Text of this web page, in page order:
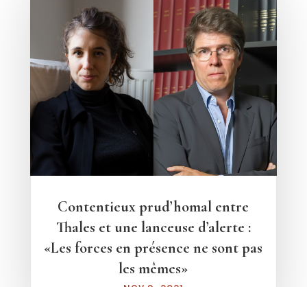
Contentieux prud’homal entre
Thales et une lanceuse d’alerte :
«Les forces en présence ne sont pas
les mêmes»